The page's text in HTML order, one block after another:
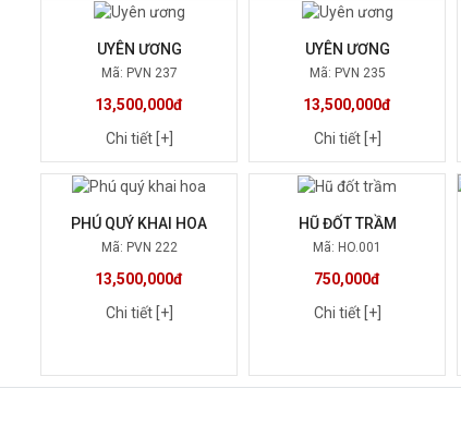
UYÊN ƯƠNG
Mã: PVN 237
13,500,000đ
Chi tiết [+]
UYÊN ƯƠNG
Mã: PVN 235
13,500,000đ
Chi tiết [+]
PHÚ QUÝ KHAI HOA
Mã: PVN 222
13,500,000đ
Chi tiết [+]
HŨ ĐỐT TRẦM
Mã: HO.001
750,000đ
Chi tiết [+]